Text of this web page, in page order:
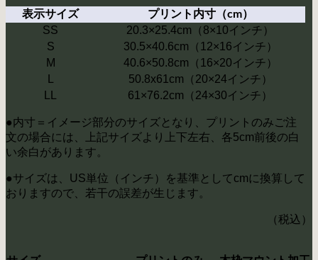
表示サイズ プリント内寸（cm）
SS
20.3×25.4cm（8×10インチ）
S
30.5×40.6cm（12×16インチ）
M
40.6×50.8cm（16×20インチ）
50.8x61cm（20×24インチ）
61×76.2cm（24×30インチ）
●内寸＝イメージ部分のサイズとなり、プリントのみご注
文の場合には、上記サイズより上下左右、各5cm前後の白
い余白があります。
●サイズは、US単位（インチ）を基準としてcmに換算して
おりますので、若干の誤差が生じます。
（税込）